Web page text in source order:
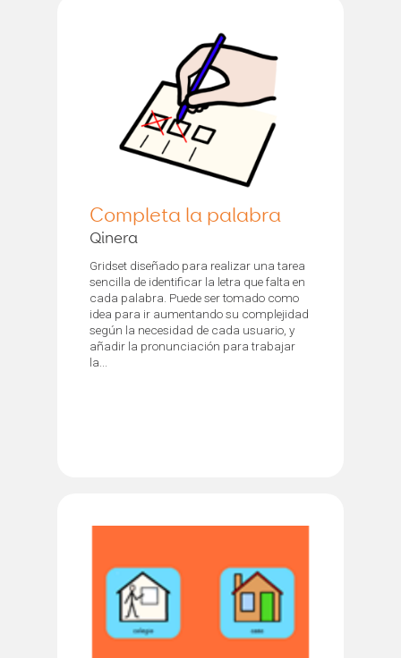
Completa la palabra
Qinera
Gridset diseñado para realizar una tarea
sencilla de identificar la letra que falta en
cada palabra. Puede ser tomado como
idea para ir aumentando su complejidad
según la necesidad de cada usuario, y
añadir la pronunciación para trabajar
la...